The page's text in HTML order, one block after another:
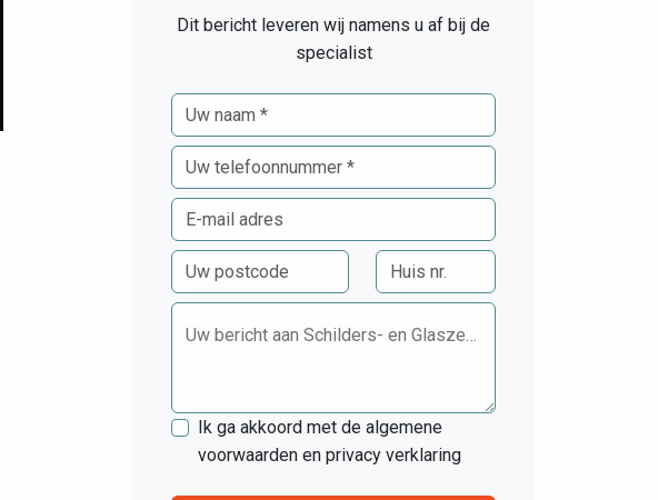
Dit bericht leveren wij namens u af bij de
specialist
Uw bericht aan Schilders- en Glaszettersbedrijf Van der Wal
Ik ga akkoord met de algemene
voorwaarden en privacy verklaring